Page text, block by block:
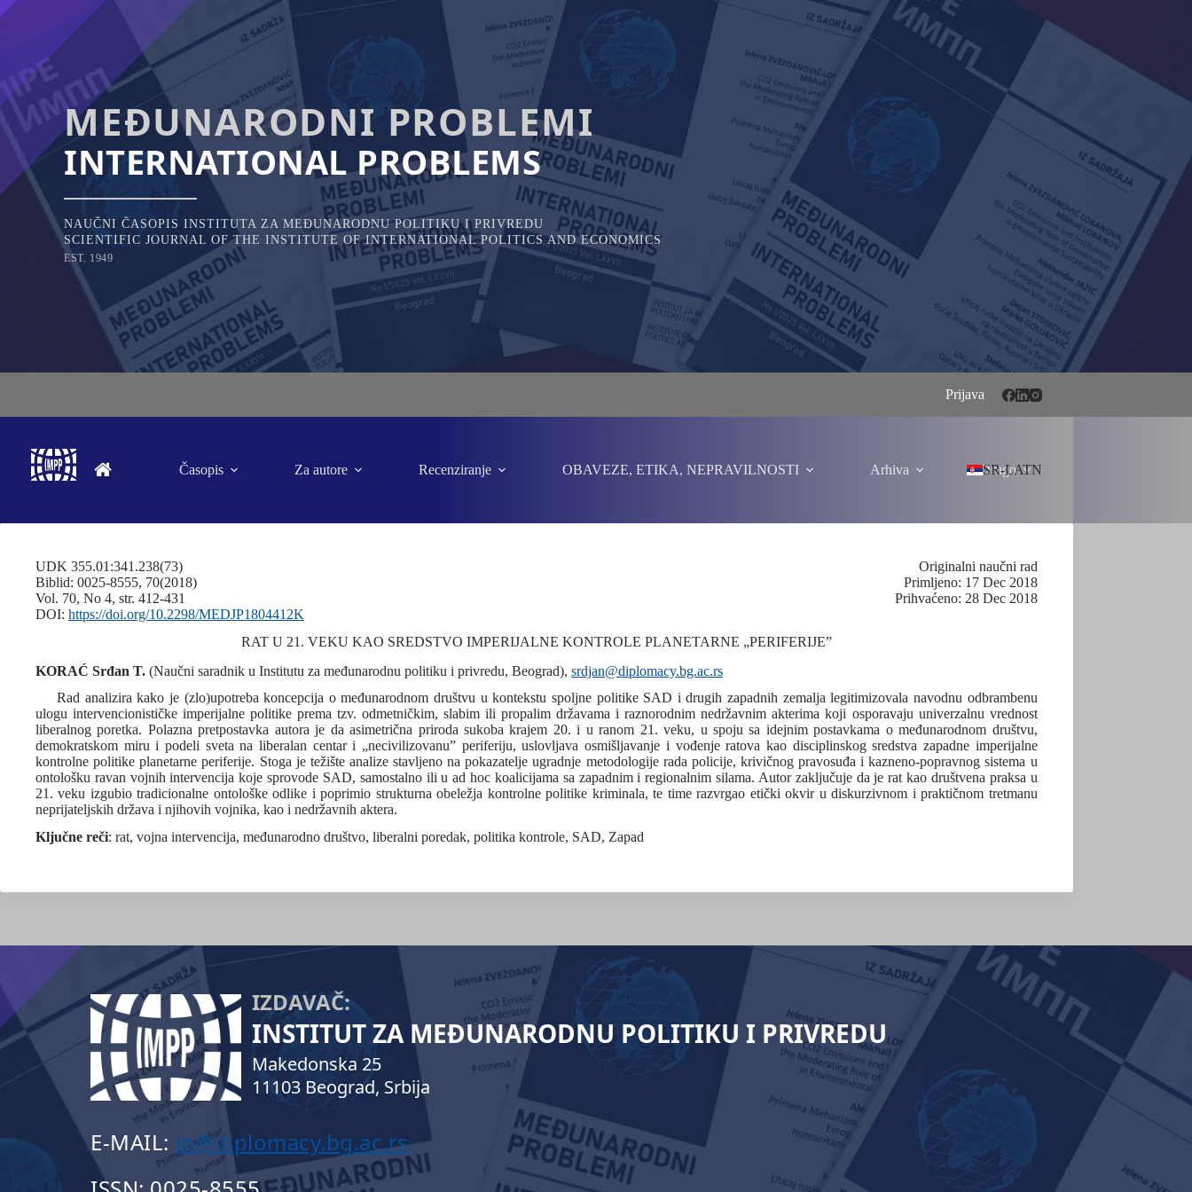
Skip
MEĐUNARODNI PROBLEMI
INTERNATIONAL PROBLEMS
NAUČNI ČASOPIS INSTITUTA ZA MEĐUNARODNU POLITIKU I PRIVREDU
SCIENTIFIC JOURNAL OF THE INSTITUTE OF INTERNATIONAL POLITICS AND ECONOMICS
EST. 1949
Prijava
Časopis Za autore Recenziranje OBAVEZE, ETIKA, NEPRAVILNOSTI Arhiva Drugo
SR-LATN
UDK 355.01:341.238(73)
Biblid: 0025-8555, 70(2018)
Vol. 70, No 4, str. 412-431
DOI: https://doi.org/10.2298/MEDJP1804412K
Originalni naučni rad
Primljeno: 17 Dec 2018
Prihvaćeno: 28 Dec 2018
RAT U 21. VEKU KAO SREDSTVO IMPERIJALNE KONTROLE PLANETARNE „PERIFERIJE”
KORAĆ Srđan T. (Naučni saradnik u Institutu za međunarodnu politiku i privredu, Beograd), srdjan@diplomacy.bg.ac.rs
Rad analizira kako je (zlo)upotreba koncepcija o međunarodnom društvu u kontekstu spoljne politike SAD i drugih zapadnih zemalja legitimizovala navodnu odbrambenu
ulogu intervencionističke imperijalne politike prema tzv. odmetničkim, slabim ili propalim državama i raznorodnim nedržavnim akterima koji osporavaju univerzalnu vrednost
liberalnog poretka. Polazna pretpostavka autora je da asimetrična priroda sukoba krajem 20. i u ranom 21. veku, u spoju sa idejnim postavkama o međunarodnom društvu,
demokratskom miru i podeli sveta na liberalan centar i „necivilizovanu” periferiju, uslovljava osmišljavanje i vođenje ratova kao disciplinskog sredstva zapadne imperijalne
kontrolne politike planetarne periferije. Stoga je težište analize stavljeno na pokazatelje ugradnje metodologije rada policije, krivičnog pravosuđa i kazneno-popravnog sistema u
ontološku ravan vojnih intervencija koje sprovode SAD, samostalno ili u ad hoc koalicijama sa zapadnim i regionalnim silama. Autor zaključuje da je rat kao društvena praksa u
21. veku izgubio tradicionalne ontološke odlike i poprimio strukturna obeležja kontrolne politike kriminala, te time razvrgao etički okvir u diskurzivnom i praktičnom tretmanu
neprijateljskih država i njihovih vojnika, kao i nedržavnih aktera.
Ključne reči: rat, vojna intervencija, međunarodno društvo, liberalni poredak, politika kontrole, SAD, Zapad
IZDAVAČ:
INSTITUT ZA MEĐUNARODNU POLITIKU I PRIVREDU
Makedonska 25
11103 Beograd, Srbija
E-MAIL: ip@diplomacy.bg.ac.rs